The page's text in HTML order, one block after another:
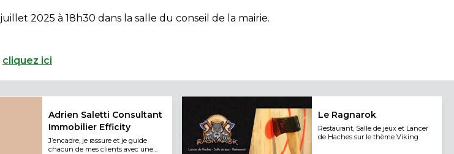
2025 à 18h30 dans la salle du conseil de la mairie.
cliquez ici
Adrien Saletti Consultant
Immobilier Efficity
J’encadre, je rassure et je guide
chacun de mes clients avec une
Le Ragnarok
Restaurant, Salle de jeux et Lancer
de Haches sur le thème Viking